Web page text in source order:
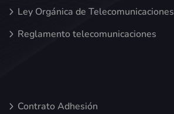
Ley Orgánica de Telecomunicaciones
Reglamento telecomunicaciones
Contrato Adhesión